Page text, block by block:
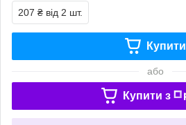
207 ₴ від 2 шт.
Купити
або
Купити з